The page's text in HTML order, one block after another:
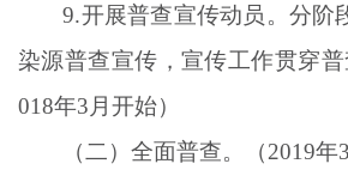
9.开展普查宣传动员。分阶
染源普查宣传，宣传工作贯穿
018年3月开始）
（二）全面普查。（2019年